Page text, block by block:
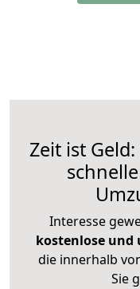
Zeit ist
Interesse
kostenlose und
die innerhalb
Sie